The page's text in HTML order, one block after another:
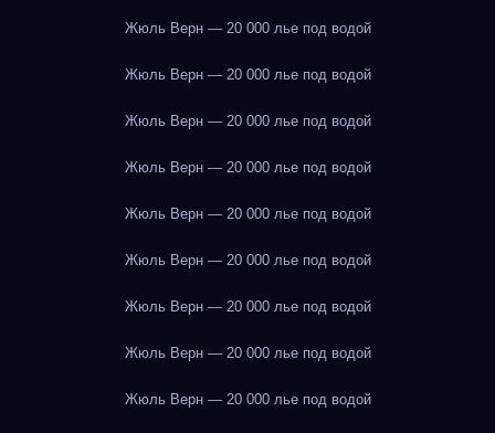
Жюль Верн — 20 000 лье под водой
Жюль Верн — 20 000 лье под водой
Жюль Верн — 20 000 лье под водой
Жюль Верн — 20 000 лье под водой
Жюль Верн — 20 000 лье под водой
Жюль Верн — 20 000 лье под водой
Жюль Верн — 20 000 лье под водой
Жюль Верн — 20 000 лье под водой
Жюль Верн — 20 000 лье под водой